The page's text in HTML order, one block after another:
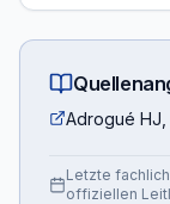
Adrogué HJ,
Letzte
offiziellen